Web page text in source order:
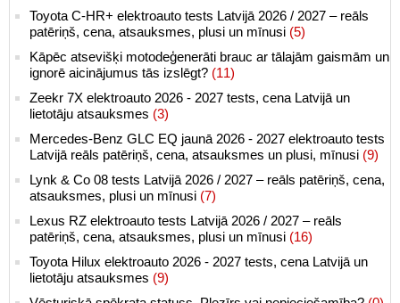
Toyota C-HR+ elektroauto tests Latvijā 2026 / 2027 – reāls
patēriņš, cena, atsauksmes, plusi un mīnusi (5)
Kāpēc atsevišķi motodeģenerāti brauc ar tālajām gaismām un
ignorē aicinājumus tās izslēgt? (11)
Zeekr 7X elektroauto 2026 - 2027 tests, cena Latvijā un
lietotāju atsauksmes (3)
Mercedes-Benz GLC EQ jaunā 2026 - 2027 elektroauto tests
Latvijā reāls patēriņš, cena, atsauksmes un plusi, mīnusi (9)
Lynk & Co 08 tests Latvijā 2026 / 2027 – reāls patēriņš, cena,
atsauksmes, plusi un mīnusi (7)
Lexus RZ elektroauto tests Latvijā 2026 / 2027 – reāls
patēriņš, cena, atsauksmes, plusi un mīnusi (16)
Toyota Hilux elektroauto 2026 - 2027 tests, cena Latvijā un
lietotāju atsauksmes (9)